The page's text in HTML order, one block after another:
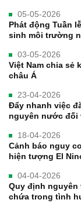
05-05-2026
Phát động Tuần
sinh môi trường
03-05-2026
Việt Nam chia sẻ
châu Á
23-04-2026
Đẩy nhanh việc
nguyên nước
18-04-2026
Cảnh báo nguy
hiện tượng El
04-04-2026
Quy định nguyên
chứa trong tình